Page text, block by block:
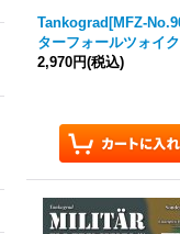
Tankograd [MFZ-
ターフォールツォイ
2,970円(税込)